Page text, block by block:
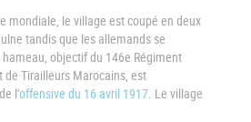
mondiale, le village est coupé en deux
tandis que les allemands se
objectif du 146e Régiment
Tirailleurs Marocains, est
l'offensive du 16 avril 1917. Le village